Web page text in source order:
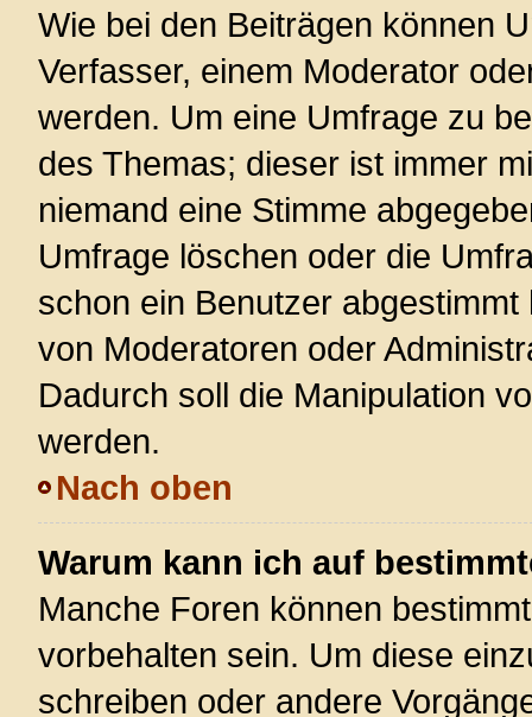
Wie bei den Beiträgen können
Verfasser, einem Moderator
werden. Um eine Umfrage zu
des Themas; dieser ist immer
niemand eine Stimme
Umfrage löschen oder die
schon ein Benutzer
von Moderatoren oder
Dadurch soll die Manipulation
werden.
Nach oben
Warum kann ich auf
Manche Foren können
vorbehalten sein. Um diese
schreiben oder andere